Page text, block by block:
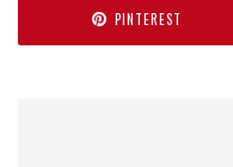
PINTEREST